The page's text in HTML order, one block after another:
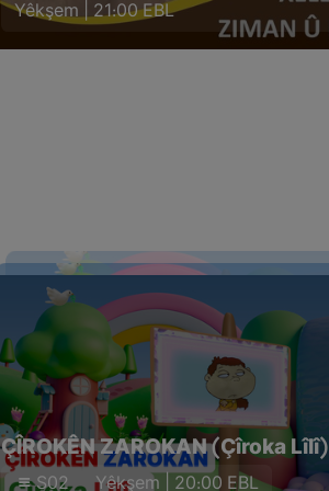
Yêkşem | 21:00 EBL
ÇÎROKÊN ZAROKAN (Çîroka Lîlî)
S02 Yêkşem | 20:00 EBL